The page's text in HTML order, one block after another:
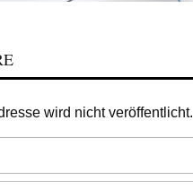
wird nicht veröffentlicht.